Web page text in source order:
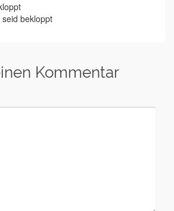
bekloppt
Kommentar